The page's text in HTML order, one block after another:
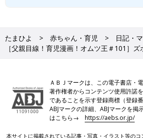
たまひよ 赤ちゃん・育児 日記・
［父親目線！育児漫画！オムツ王＃101］
ＡＢＪマークは、この電子書店・
著作権者からコンテンツ使用許諾
であることを示す登録商標（登録
ABJマークの詳細、ABJマークを掲
はこちら→https://aebs.or.jp/
本サイトに掲載されている記事・写真・イラスト等の